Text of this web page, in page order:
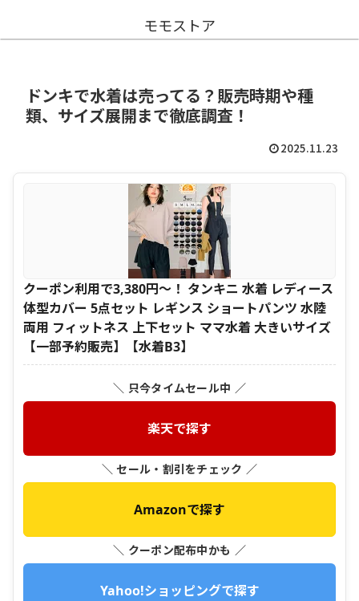
モモストア
ドンキで水着は売ってる？販売時期や種
類、サイズ展開まで徹底調査！
2025.11.23
クーポン利用で3,380円〜！ タンキニ 水着 レディース
体型カバー 5点セット レギンス ショートパンツ 水陸
両用 フィットネス 上下セット ママ水着 大きいサイズ
【一部予約販売】【水着B3】
＼ 只今タイムセール中 ／
楽天で探す
＼ セール・割引をチェック ／
Amazonで探す
＼ クーポン配布中かも ／
Yahoo!ショッピングで探す